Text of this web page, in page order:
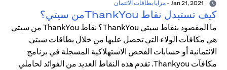
- مزايا بطاقات الائتمان
كيف تستبدل نقاط ThankYouمن سيتي؟
ما المقصود بنقاط سيتي ThankYou؟ نقاط ThankYou من سيتي
هي مكافآت الولاء التي تحصل عليها من خلال بطاقات سيتي
الائتمانية أو حسابات الفحص الاستهلاكية المسجلة في برنامج
مكافآت Thankyou. تقدم هذه النقاط العديد من الفوائد لحاملي